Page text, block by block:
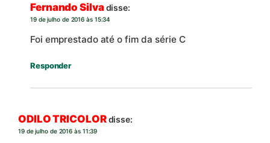
Fernando Silvadisse:
19 de julho de 2016 às 15:34
Foi emprestado até o fim da série C
Responder
ODILO TRICOLORdisse:
19 de julho de 2016 às 11:39